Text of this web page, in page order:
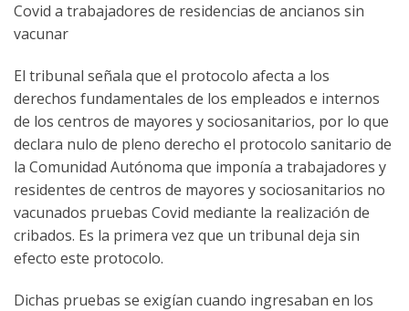
Covid a trabajadores de residencias de ancianos sin
vacunar
El tribunal señala que el protocolo afecta a los
derechos fundamentales de los empleados e internos
de los centros de mayores y sociosanitarios, por lo que
declara nulo de pleno derecho el protocolo sanitario de
la Comunidad Autónoma que imponía a trabajadores y
residentes de centros de mayores y sociosanitarios no
vacunados pruebas Covid mediante la realización de
cribados. Es la primera vez que un tribunal deja sin
efecto este protocolo.
Dichas pruebas se exigían cuando ingresaban en los